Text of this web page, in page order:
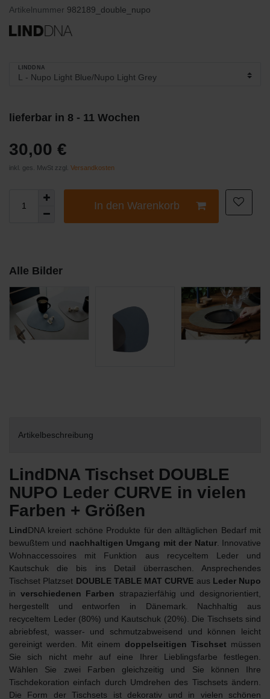
Artikelnummer 982189_double_nupo
LINDDNA
lieferbar in 8 - 11 Wochen
30,00 €
inkl. ges. MwSt zzgl. Versandkosten
In den Warenkorb
Alle Bilder
Artikelbeschreibung
LindDNA Tischset DOUBLE
NUPO Leder CURVE in vielen
Farben + Größen
LindDNA kreiert schöne Produkte für den alltäglichen Bedarf mit
bewußtem und nachhaltigen Umgang mit der Natur. Innovative
Wohnaccessoires mit Funktion aus recyceltem Leder und
Kautschuk die bis ins Detail überraschen. Ansprechendes
Tischset Platzset DOUBLE TABLE MAT CURVE aus Leder Nupo
in verschiedenen Farben strapazierfähig und designorientiert,
hergestellt und entworfen in Dänemark. Nachhaltig aus
recyceltem Leder (80%) und Kautschuk (20%). Die Tischsets sind
abriebfest, wasser- und schmutzabweisend und können leicht
gereinigt werden. Mit einem doppelseitigen Tischset müssen
Sie sich nicht mehr auf eine Ihrer Lieblingsfarbe festlegen.
Wählen Sie zwei Farben gleichzeitig und Sie können Ihre
Tischdekoration einfach durch Umdrehen des Tischsets ändern.
Die Form der Tischsets ist dekorativ und in vielen schönen